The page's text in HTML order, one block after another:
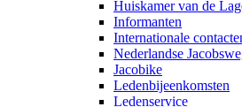
Huiskamer van de
Informanten
Internationale
Nederlandse
Jacobike
Ledenbijeenkomsten
Ledenservice